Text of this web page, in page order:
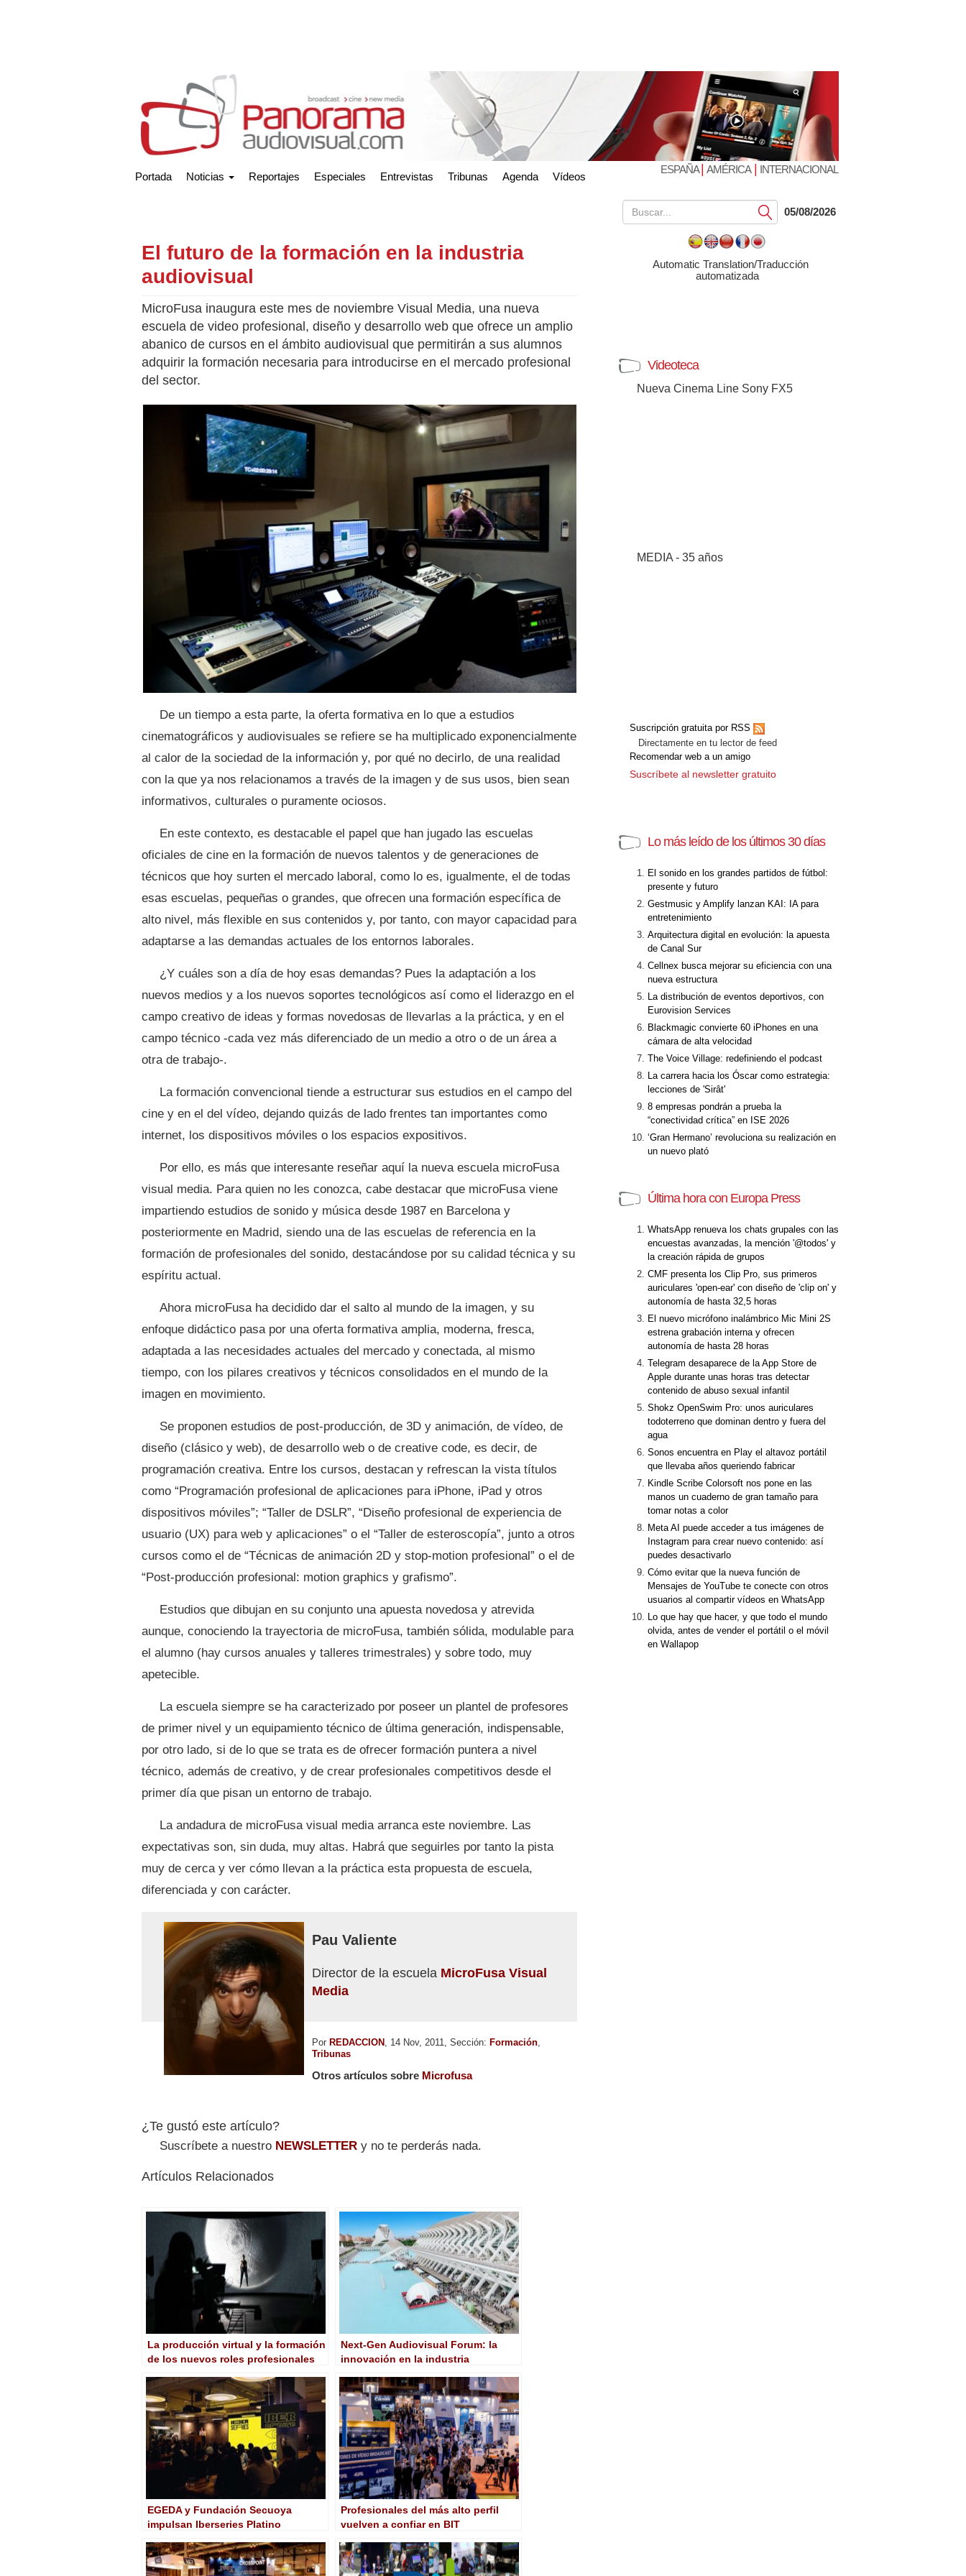
Portada Noticias Reportajes Especiales Entrevistas Tribunas Agenda Vídeos
ESPAÑA| AMÉRICA| INTERNACIONAL
El futuro de la formación en la industria
audiovisual
MicroFusa inaugura este mes de noviembre Visual Media, una nueva
escuela de video profesional, diseño y desarrollo web que ofrece un amplio
abanico de cursos en el ámbito audiovisual que permitirán a sus alumnos
adquirir la formación necesaria para introducirse en el mercado profesional
del sector.
De un tiempo a esta parte, la oferta formativa en lo que a estudios
cinematográficos y audiovisuales se refiere se ha multiplicado exponencialmente
al calor de la sociedad de la información y, por qué no decirlo, de una realidad
con la que ya nos relacionamos a través de la imagen y de sus usos, bien sean
informativos, culturales o puramente ociosos.
En este contexto, es destacable el papel que han jugado las escuelas
oficiales de cine en la formación de nuevos talentos y de generaciones de
técnicos que hoy surten el mercado laboral, como lo es, igualmente, el de todas
esas escuelas, pequeñas o grandes, que ofrecen una formación específica de
alto nivel, más flexible en sus contenidos y, por tanto, con mayor capacidad para
adaptarse a las demandas actuales de los entornos laborales.
¿Y cuáles son a día de hoy esas demandas? Pues la adaptación a los
nuevos medios y a los nuevos soportes tecnológicos así como el liderazgo en el
campo creativo de ideas y formas novedosas de llevarlas a la práctica, y en el
campo técnico -cada vez más diferenciado de un medio a otro o de un área a
otra de trabajo-.
La formación convencional tiende a estructurar sus estudios en el campo del
cine y en el del vídeo, dejando quizás de lado frentes tan importantes como
internet, los dispositivos móviles o los espacios expositivos.
Por ello, es más que interesante reseñar aquí la nueva escuela microFusa
visual media. Para quien no les conozca, cabe destacar que microFusa viene
impartiendo estudios de sonido y música desde 1987 en Barcelona y
posteriormente en Madrid, siendo una de las escuelas de referencia en la
formación de profesionales del sonido, destacándose por su calidad técnica y su
espíritu actual.
Ahora microFusa ha decidido dar el salto al mundo de la imagen, y su
enfoque didáctico pasa por una oferta formativa amplia, moderna, fresca,
adaptada a las necesidades actuales del mercado y conectada, al mismo
tiempo, con los pilares creativos y técnicos consolidados en el mundo de la
imagen en movimiento.
Se proponen estudios de post-producción, de 3D y animación, de vídeo, de
diseño (clásico y web), de desarrollo web o de creative code, es decir, de
programación creativa. Entre los cursos, destacan y refrescan la vista títulos
como “Programación profesional de aplicaciones para iPhone, iPad y otros
dispositivos móviles”; “Taller de DSLR”, “Diseño profesional de experiencia de
usuario (UX) para web y aplicaciones” o el “Taller de esteroscopía”, junto a otros
cursos como el de “Técnicas de animación 2D y stop-motion profesional” o el de
“Post-producción profesional: motion graphics y grafismo”.
Estudios que dibujan en su conjunto una apuesta novedosa y atrevida
aunque, conociendo la trayectoria de microFusa, también sólida, modulable para
el alumno (hay cursos anuales y talleres trimestrales) y sobre todo, muy
apetecible.
La escuela siempre se ha caracterizado por poseer un plantel de profesores
de primer nivel y un equipamiento técnico de última generación, indispensable,
por otro lado, si de lo que se trata es de ofrecer formación puntera a nivel
técnico, además de creativo, y de crear profesionales competitivos desde el
primer día que pisan un entorno de trabajo.
La andadura de microFusa visual media arranca este noviembre. Las
expectativas son, sin duda, muy altas. Habrá que seguirles por tanto la pista
muy de cerca y ver cómo llevan a la práctica esta propuesta de escuela,
diferenciada y con carácter.
Pau Valiente
Director de la escuela MicroFusa Visual
Media
Por REDACCION , 14 Nov, 2011, Sección: Formación
Tribunas
Otros artículos sobre Microfusa
¿Te gustó este artículo?
Suscríbete a nuestro NEWSLETTER y no te perderás nada.
Artículos Relacionados
La producción virtual y la formación
de los nuevos roles profesionales
Next-Gen Audiovisual Forum: la
innovación en la industria
Valencia 2024
EGEDA y Fundación Secuoya
impulsan Iberseries Platino
industria audiovisual
iberoamericana
Profesionales del más alto perfil
vuelven a confiar en BIT
futuro del audiovisual
Submit05/08/2026
Automatic Translation/Traducción
automatizada
Videoteca
Nueva Cinema Line Sony FX5
MEDIA - 35 años
Suscripción gratuita por RSS
Directamente en tu lector de feed
Recomendar web a un amigo
Suscríbete al newsletter gratuito
Lo más leído de los últimos 30 días
El sonido en los grandes partidos de fútbol:
presente y futuro
Gestmusic y Amplify lanzan KAI: IA para
entretenimiento
Arquitectura digital en evolución: la apuesta
de Canal Sur
Cellnex busca mejorar su eficiencia con una
nueva estructura
La distribución de eventos deportivos, con
Eurovision Services
Blackmagic convierte 60 iPhones en una
cámara de alta velocidad
The Voice Village: redefiniendo el podcast
La carrera hacia los Óscar como estrategia:
lecciones de 'Sirât'
8 empresas pondrán a prueba la
“conectividad crítica” en ISE 2026
‘Gran Hermano’ revoluciona su realización en
un nuevo plató
Última hora con Europa Press
WhatsApp renueva los chats grupales con las
encuestas avanzadas, la mención '@todos' y
la creación rápida de grupos
CMF presenta los Clip Pro, sus primeros
auriculares 'open-ear' con diseño de 'clip on' y
autonomía de hasta 32,5 horas
El nuevo micrófono inalámbrico Mic Mini 2S
estrena grabación interna y ofrecen
autonomía de hasta 28 horas
Telegram desaparece de la App Store de
Apple durante unas horas tras detectar
contenido de abuso sexual infantil
Shokz OpenSwim Pro: unos auriculares
todoterreno que dominan dentro y fuera del
agua
Sonos encuentra en Play el altavoz portátil
que llevaba años queriendo fabricar
Kindle Scribe Colorsoft nos pone en las
manos un cuaderno de gran tamaño para
tomar notas a color
Meta AI puede acceder a tus imágenes de
Instagram para crear nuevo contenido: así
puedes desactivarlo
Cómo evitar que la nueva función de
Mensajes de YouTube te conecte con otros
usuarios al compartir vídeos en WhatsApp
Lo que hay que hacer, y que todo el mundo
olvida, antes de vender el portátil o el móvil
en Wallapop